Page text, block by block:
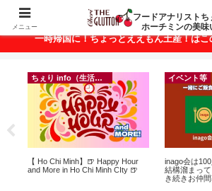
ベトナム・ホーチミンの美味いもん
一時帰国に！ちょっとええもん土産！は
ちぇり info（生活情報）
【 Ho Chi Minh】🍺 Happy Hour
and More in Ho Chi Minh CIty 🍺
イベント等
inago会は
結構溜まっ
き続きお仲
メニュー
フードアナリストち
ホーチミンの美味